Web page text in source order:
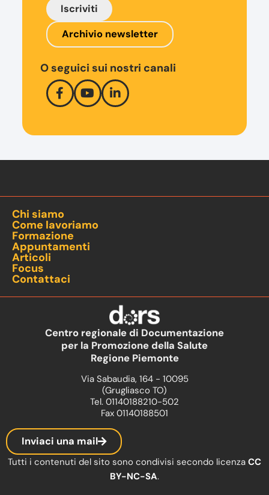
Iscriviti
Archivio newsletter
O seguici sui nostri canali
Chi siamo
Come lavoriamo
Formazione
Appuntamenti
Articoli
Focus
Contattaci
Centro regionale di Documentazione
per la Promozione della Salute
Regione Piemonte
Via Sabaudia, 164 - 10095
(Grugliasco TO)
Tel. 01140188210-502
Fax 01140188501
Inviaci una mail
Tutti i contenuti del sito sono condivisi secondo licenza CC
BY-NC-SA.